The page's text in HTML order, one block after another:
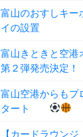
富山のおすしキー
イの設置
富山きときと空
第２弾発売決定！
富山空港からもプ
タート
【カードラウン